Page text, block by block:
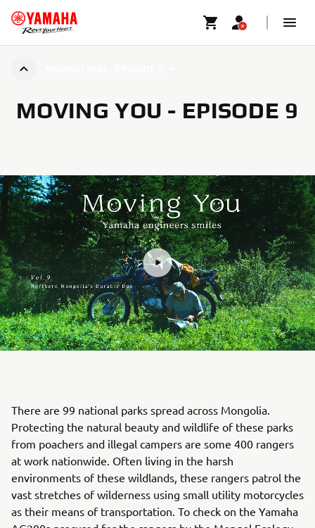
MOVING YOU - EPISODE 9
There are 99 national parks spread across Mongolia.
Protecting the natural beauty and wildlife of these parks
from poachers and illegal campers are some 400 rangers
at work nationwide. Often living in the harsh
environments of these wildlands, these rangers patrol the
vast stretches of wilderness using small utility motorcycles
as their means of transportation. To check on the Yamaha